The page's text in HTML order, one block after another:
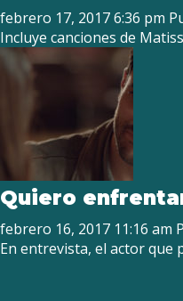
febrero 17, 2017 6:36 pm
Incluye canciones de
Quiero
febrero 16, 2017 11:16 am
En entrevista, el actor que